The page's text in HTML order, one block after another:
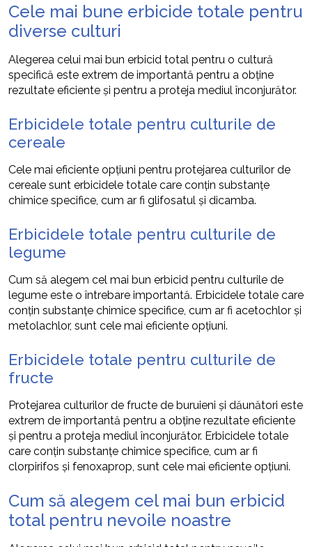
Cele mai bune erbicide totale pentru
diverse culturi
Alegerea celui mai bun erbicid total pentru o cultură
specifică este extrem de importantă pentru a obține
rezultate eficiente și pentru a proteja mediul înconjurător.
Erbicidele totale pentru culturile de
cereale
Cele mai eficiente opțiuni pentru protejarea culturilor de
cereale sunt erbicidele totale care conțin substanțe
chimice specifice, cum ar fi glifosatul și dicamba.
Erbicidele totale pentru culturile de
legume
Cum să alegem cel mai bun erbicid pentru culturile de
legume este o întrebare importantă. Erbicidele totale care
conțin substanțe chimice specifice, cum ar fi acetochlor și
metolachlor, sunt cele mai eficiente opțiuni.
Erbicidele totale pentru culturile de
fructe
Protejarea culturilor de fructe de buruieni și dăunători este
extrem de importantă pentru a obține rezultate eficiente
și pentru a proteja mediul înconjurător. Erbicidele totale
care conțin substanțe chimice specifice, cum ar fi
clorpirifos și fenoxaprop, sunt cele mai eficiente opțiuni.
Cum să alegem cel mai bun erbicid
total pentru nevoile noastre